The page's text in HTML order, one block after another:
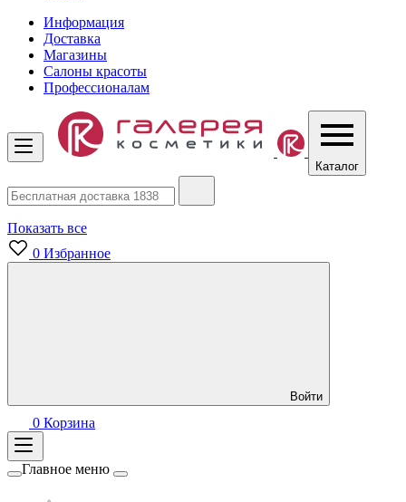
Информация
Доставка
Магазины
Салоны красоты
Профессионалам
Каталог
Показать все
0 Избранное
Войти
0 Корзина
Главное меню